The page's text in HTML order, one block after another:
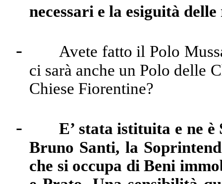
necessari e la esiguità
-
Avete fatto il Polo
ci sarà anche un Polo delle
Chiese Fiorentine?
-
E’ stata istituita e ne
Bruno Santi, la
che si occupa di Beni